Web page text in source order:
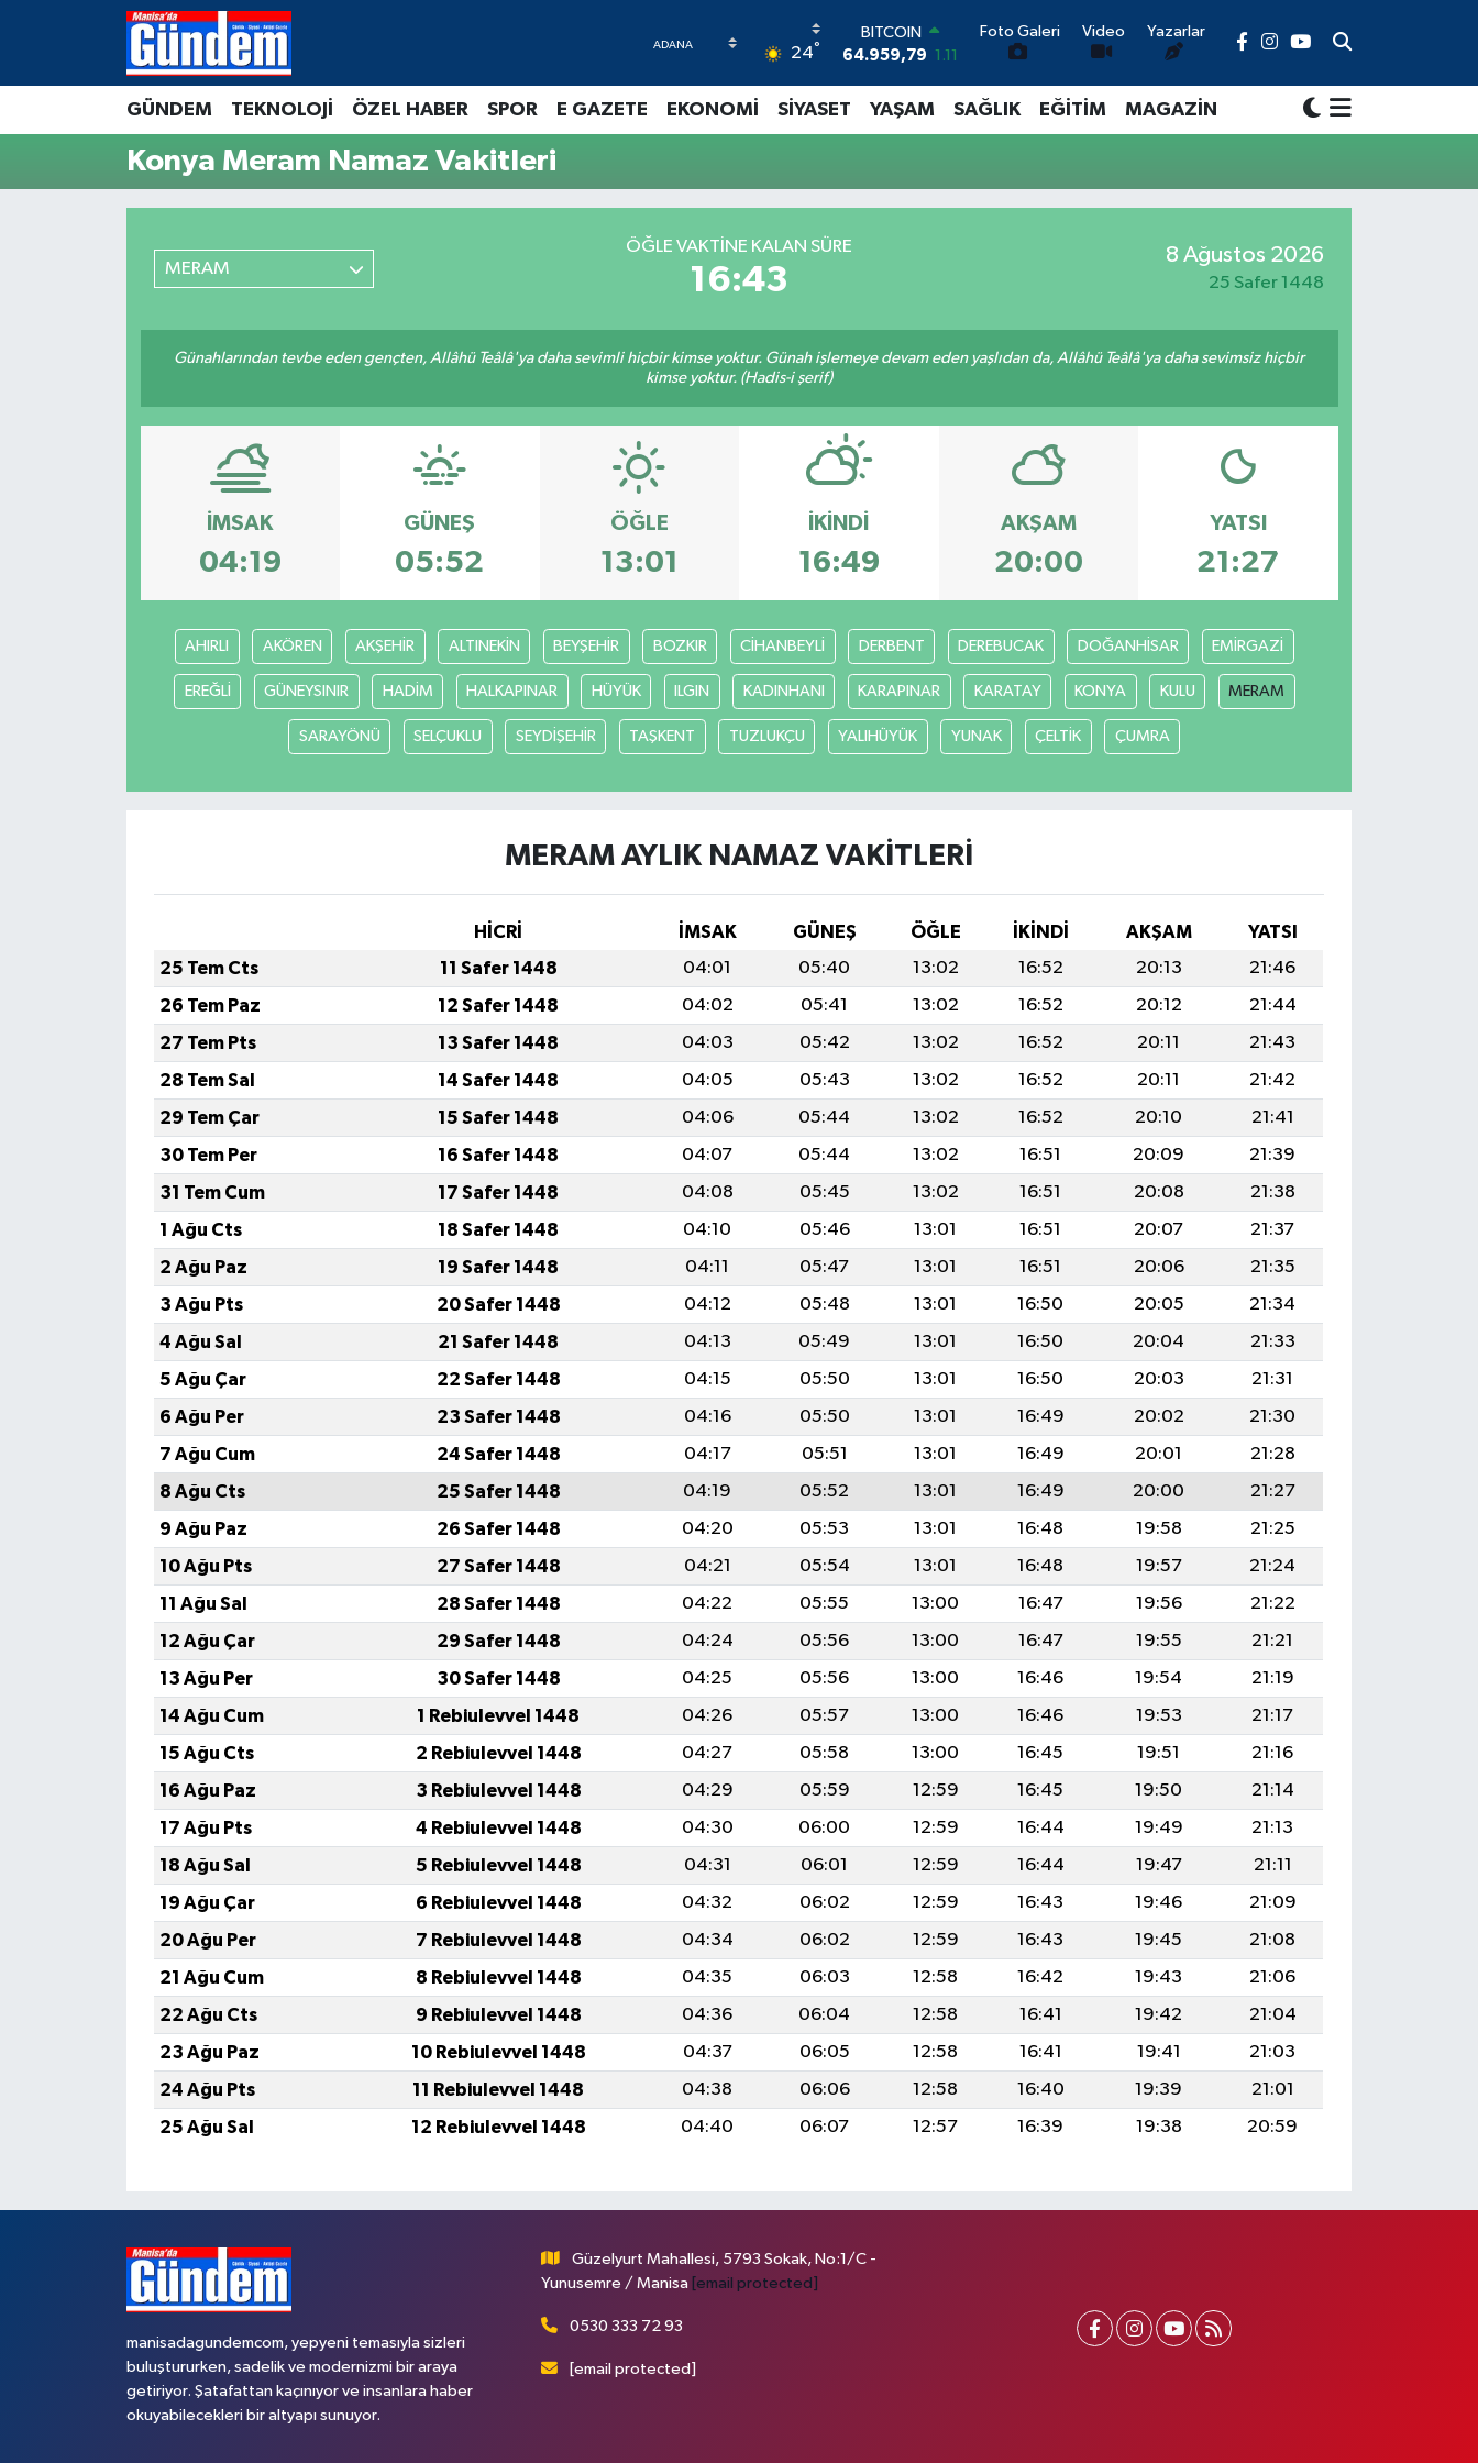
24°
BITCOIN
64.959,79 1.11
47,7436 0.18
64,4811 0.38
6660.55
Foto Galeri Video Yazarlar
GÜNDEM TEKNOLOJİ ÖZEL HABER SPOR E GAZETE EKONOMİ SİYASET YAŞAM SAĞLIK EĞİTİM MAGAZİN
Konya Meram Namaz Vakitleri
MERAM
ÖĞLE VAKTINE KALAN SÜRE
16:42
8 Ağustos 2026
25 Safer 1448
Günahlarından tevbe eden gençten, Allâhü Teâlâ'ya daha sevimli hiçbir kimse yoktur. Günah işlemeye devam eden yaşlıdan da, Allâhü Teâlâ'ya daha sevimsiz hiçbir
kimse yoktur. (Hadis-i şerif)
İMSAK
04:19
GÜNEŞ
05:52
ÖĞLE
13:01
İKINDI
16:49
AKŞAM
20:00
YATSI
21:27
AHIRLI AKÖREN AKŞEHİR ALTINEKİN BEYŞEHİR BOZKIR CİHANBEYLİ DERBENT DEREBUCAK DOĞANHİSAR EMİRGAZİ
EREĞLİ GÜNEYSINIR HADİM HALKAPINAR HÜYÜK ILGIN KADINHANI KARAPINAR KARATAY KONYA KULU MERAM
SARAYÖNÜ SELÇUKLU SEYDİŞEHİR TAŞKENT TUZLUKÇU YALIHÜYÜK YUNAK ÇELTİK ÇUMRA
MERAM AYLIK NAMAZ VAKITLERI
HİCRİ İMSAK GÜNEŞ ÖĞLE İKINDI AKŞAM
YATSI
25 Tem Cts
11 Safer 1448 04:01 05:40 13:02 16:52 20:13
21:46
26 Tem Paz
12 Safer 1448 04:02 05:41 13:02 16:52 20:12
21:44
27 Tem Pts
13 Safer 1448 04:03 05:42 13:02 16:52 20:11
21:43
28 Tem Sal
14 Safer 1448 04:05 05:43 13:02 16:52 20:11
21:42
29 Tem Çar
15 Safer 1448 04:06 05:44 13:02 16:52 20:10
21:41
30 Tem Per
16 Safer 1448 04:07 05:44 13:02 16:51 20:09
21:39
31 Tem Cum
17 Safer 1448 04:08 05:45 13:02 16:51 20:08
21:38
1 Ağu Cts
18 Safer 1448 04:10 05:46 13:01 16:51 20:07
21:37
2 Ağu Paz
19 Safer 1448 04:11 05:47 13:01 16:51 20:06
21:35
3 Ağu Pts
20 Safer 1448 04:12 05:48 13:01 16:50 20:05
21:34
4 Ağu Sal
21 Safer 1448 04:13 05:49 13:01 16:50 20:04
21:33
5 Ağu Çar
22 Safer 1448 04:15 05:50 13:01 16:50 20:03
21:31
6 Ağu Per
23 Safer 1448 04:16 05:50 13:01 16:49 20:02
21:30
7 Ağu Cum
24 Safer 1448 04:17 05:51 13:01 16:49 20:01
21:28
8 Ağu Cts
25 Safer 1448 04:19 05:52 13:01 16:49 20:00
21:27
9 Ağu Paz
26 Safer 1448 04:20 05:53 13:01 16:48 19:58
21:25
10 Ağu Pts
27 Safer 1448 04:21 05:54 13:01 16:48 19:57
21:24
11 Ağu Sal
28 Safer 1448 04:22 05:55 13:00 16:47 19:56
21:22
12 Ağu Çar
29 Safer 1448 04:24 05:56 13:00 16:47 19:55
21:21
13 Ağu Per
30 Safer 1448 04:25 05:56 13:00 16:46 19:54
21:19
14 Ağu Cum
1 Rebiulevvel 1448 04:26 05:57 13:00 16:46 19:53
21:17
15 Ağu Cts
2 Rebiulevvel 1448 04:27 05:58 13:00 16:45 19:51
21:16
16 Ağu Paz
3 Rebiulevvel 1448 04:29 05:59 12:59 16:45 19:50
21:14
17 Ağu Pts
4 Rebiulevvel 1448 04:30 06:00 12:59 16:44 19:49
21:13
18 Ağu Sal
5 Rebiulevvel 1448 04:31 06:01 12:59 16:44 19:47
21:11
19 Ağu Çar
6 Rebiulevvel 1448 04:32 06:02 12:59 16:43 19:46
21:09
20 Ağu Per
7 Rebiulevvel 1448 04:34 06:02 12:59 16:43 19:45
21:08
21 Ağu Cum
8 Rebiulevvel 1448 04:35 06:03 12:58 16:42 19:43
21:06
22 Ağu Cts
9 Rebiulevvel 1448 04:36 06:04 12:58 16:41 19:42
21:04
23 Ağu Paz
10 Rebiulevvel 1448 04:37 06:05 12:58 16:41 19:41
21:03
24 Ağu Pts
11 Rebiulevvel 1448 04:38 06:06 12:58 16:40 19:39
21:01
25 Ağu Sal
12 Rebiulevvel 1448 04:40 06:07 12:57 16:39 19:38 20:59
manisadagundemcom, yepyeni temasıyla sizleri
buluştururken, sadelik ve modernizmi bir araya
getiriyor. Şatafattan kaçınıyor ve insanlara haber
okuyabilecekleri bir altyapı sunuyor.
Güzelyurt Mahallesi, 5793 Sokak, No:1/C -
Yunusemre / Manisa [email protected]
0530 333 72 93
[email protected]
Manisa Hava Durumu
Manisa Trafik Yoğunluk Haritası
Süper Lig Puan Durumu ve Fikstür
Tüm Manşetler